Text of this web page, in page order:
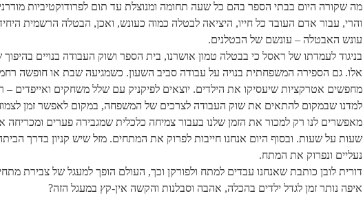
מה שקורה היום בבתי הספר בהם כל שעה תחומה ומנוצלת עד תום לפרודוקטיביות
והרי, עבור אדם העובד כל חייו, היציאה לבטלה כמוה כעונש, ואכן, הבטלה הרשמית
עונש האבטלה – עונשם של הבטלנים.
בניגוד לעמדתו של ראסל כי בבטלה טמון אושרנו, בית הספר ושוק העבודה בנויים בהיפוך
אלו. גם הספירה המשפחתית בנויה על עבודה סביב השעון. כשמגיעה שבת או חופשה
מחפשים אטרקציות שיעסיקו את הילדים. יוצאים לפיקניק עם שלל משחקים ואייפדים
למדנו שבמקום להתאים את שוק העבודה לצרכים של המשפחה, במקום לאפשר זמן
מאפשרים לנו רק למכור את הזמן שלנו בעבור צמיחה כלכלית שמגבירה פערים ומכריחה
שעות על שעות. ובסוף היום אנחנו חייבות לפרוק את המתחים. מזל שיש קניון בדרך
נעליים ונפרוק את המתח.
דורית לובן כותבת שאנחנו עבדים למתח ולפורקן וכך, העולם הופך למעגל של צבירת
איפה נותר זמן לגדל ילדים בהכלה, אהבה וסבלנות והקשה אין-קץ במעגל הזה?